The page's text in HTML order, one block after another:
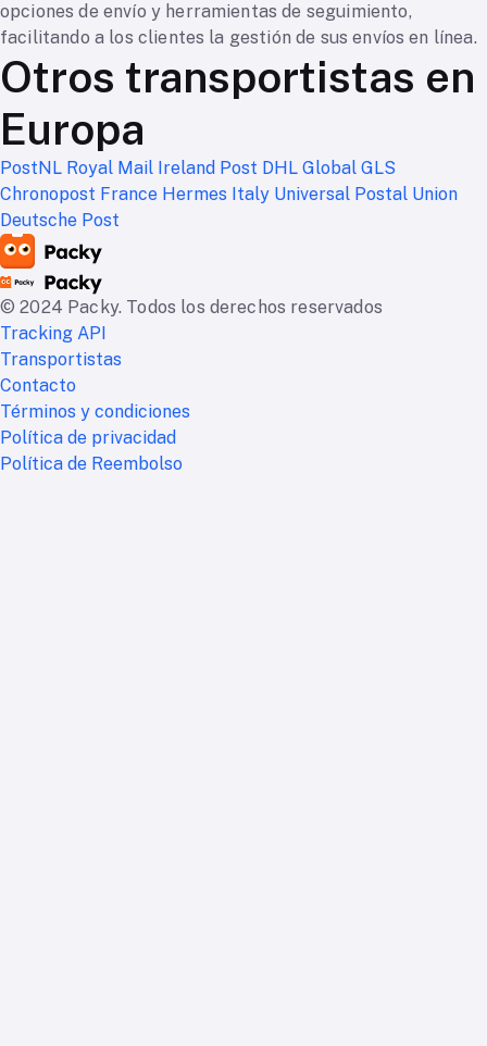
opciones de envío y herramientas de seguimiento,
facilitando a los clientes la gestión de sus envíos en línea.
Otros transportistas en
Europa
PostNL Royal Mail Ireland Post DHL Global GLS
Chronopost France Hermes Italy Universal Postal Union
Deutsche Post
© 2024 Packy. Todos los derechos reservados
Tracking API
Transportistas
Contacto
Términos y condiciones
Política de privacidad
Política de Reembolso